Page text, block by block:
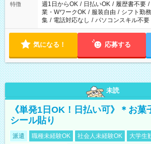
特徴 週1日からOK / 日払いOK / 履歴書不要 /
業・WワークOK / 服装自由 / シフト勤務
集 / 電話対応なし / パソコンスキル不要
気になる！ 応募する
未読
《単発1日OK！日払い可》＊お菓
シール貼り
派遣 職種未経験OK 社会人未経験OK 大学生